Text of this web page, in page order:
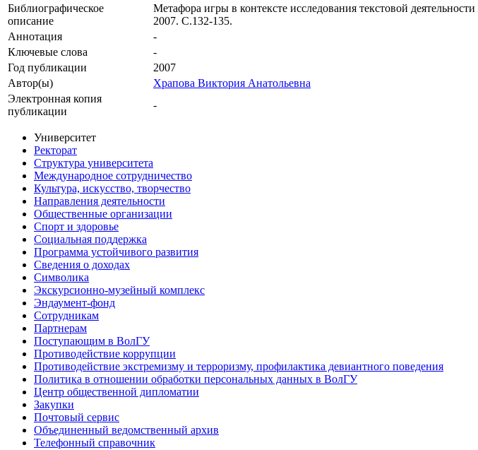
Библиографическое
описание
Метафора игры в контексте исследования текстовой
2007. С.132-135.
Аннотация
-
Ключевые cлова
-
Год публикации
2007
Автор(ы)
Храпова Виктория Анатольевна
Электронная копия
публикации
-
Университет
Ректорат
Структура университета
Международное сотрудничество
Культура, искусство, творчество
Направления деятельности
Общественные организации
Спорт и здоровье
Социальная поддержка
Программа устойчивого развития
Сведения о доходах
Символика
Экскурсионно-музейный комплекс
Эндаумент-фонд
Сотрудникам
Партнерам
Поступающим в ВолГУ
Противодействие коррупции
Противодействие экстремизму и терроризму, профилактика девиантного поведения
Политика в отношении обработки персональных данных в ВолГУ
Центр общественной дипломатии
Закупки
Почтовый сервис
Объединенный ведомственный архив
Телефонный справочник